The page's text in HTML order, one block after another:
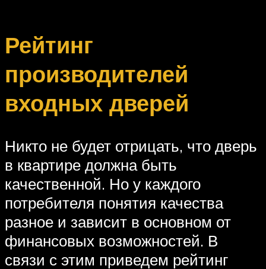
Рейтинг
производителей
входных дверей
Никто не будет отрицать, что дверь
в квартире должна быть
качественной. Но у каждого
потребителя понятия качества
разное и зависит в основном от
финансовых возможностей. В
связи с этим приведем рейтинг